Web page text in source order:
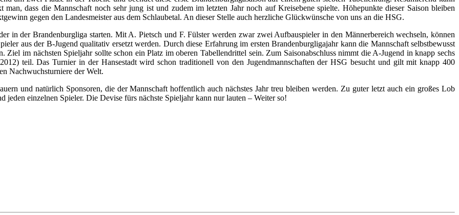
man, dass die Mannschaft noch sehr jung ist und zudem im letzten Jahr noch auf Kreisebene spielte. Höhepunkte dieser Saison bleiben
gegen den Landesmeister aus dem Schlaubetal. An dieser Stelle auch herzliche Glückwünsche von uns an die HSG.
in der Brandenburgliga starten. Mit A. Pietsch und F. Fülster werden zwar zwei Aufbauspieler in den Männerbereich wechseln, können
aus der B-Jugend qualitativ ersetzt werden. Durch diese Erfahrung im ersten Brandenburgligajahr kann die Mannschaft selbstbewusst
Ziel im nächsten Spieljahr sollte schon ein Platz im oberen Tabellendrittel sein. Zum Saisonabschluss nimmt die A-Jugend in knapp sechs
teil. Das Turnier in der Hansestadt wird schon traditionell von den Jugendmannschaften der HSG besucht und gilt mit knapp 400
Nachwuchsturniere der Welt.
und natürlich Sponsoren, die der Mannschaft hoffentlich auch nächstes Jahr treu bleiben werden. Zu guter letzt auch ein großes Lob
jeden einzelnen Spieler. Die Devise fürs nächste Spieljahr kann nur lauten – Weiter so!